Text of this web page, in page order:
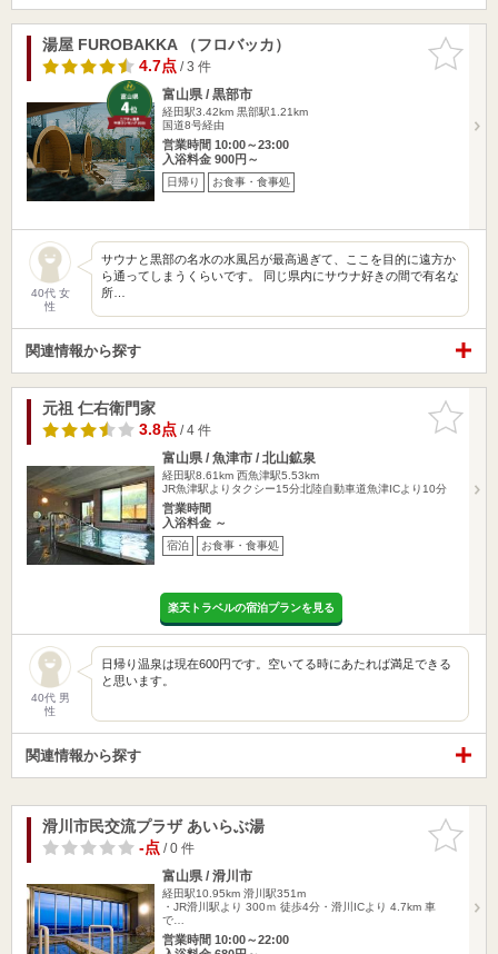
お気に入
りに追加
湯屋 FUROBAKKA （フロバッカ）
4.7点/ 3 件
富山県 / 黒部市
経田駅3.42km 黒部駅1.21km
国道8号経由
営業時間 10:00～23:00
入浴料金 900円～
日帰り お食事・食事処
40代 女
性
サウナと黒部の名水の水風呂が最高過ぎて、ここを目的に遠方か
ら通ってしまうくらいです。 同じ県内にサウナ好きの間で有名な
所…
関連情報から探す
お気に入
りに追加
元祖 仁右衛門家
3.8点/ 4 件
富山県 / 魚津市 / 北山鉱泉
経田駅8.61km 西魚津駅5.53km
JR魚津駅よりタクシー15分北陸自動車道魚津ICより10分
営業時間
入浴料金 ～
宿泊 お食事・食事処
楽天トラベルの宿泊プランを見る
40代 男
性
日帰り温泉は現在600円です。空いてる時にあたれば満足できる
と思います。
関連情報から探す
お気に入
りに追加
滑川市民交流プラザ あいらぶ湯
-点/ 0 件
富山県 / 滑川市
経田駅10.95km 滑川駅351m
・JR滑川駅より 300ｍ 徒歩4分・滑川ICより 4.7km 車
で…
営業時間 10:00～22:00